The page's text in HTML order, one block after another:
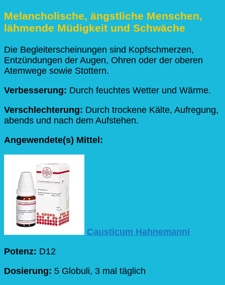
Melancholische, ängstliche Menschen,
lähmende Müdigkeit und Schwäche
Die Begleiterscheinungen sind Kopfschmerzen,
Entzündungen der Augen, Ohren oder der oberen
Atemwege sowie Stottern.
Verbesserung: Durch feuchtes Wetter und Wärme.
Verschlechterung: Durch trockene Kälte, Aufregung,
abends und nach dem Aufstehen.
Angewendete(s) Mittel:
Causticum Hahnemanni
Potenz: D12
Dosierung: 5 Globuli, 3 mal täglich